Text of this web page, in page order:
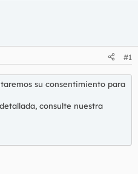
#1
su consentimiento para
consulte nuestra